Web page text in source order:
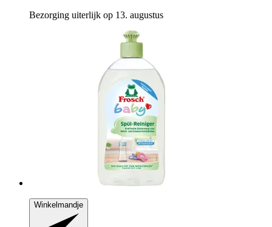
Bezorging uiterlijk op 13. augustus
Winkelmandje